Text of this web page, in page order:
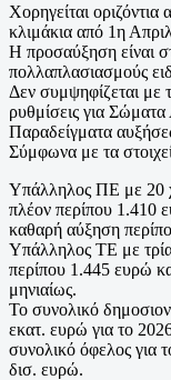
Χορηγείται
κλιμάκια από 1η
Η προσαύξηση είναι
πολλαπλασιασμούς
Δεν συμψηφίζεται με
ρυθμίσεις για
Παραδείγματα
Σύμφωνα με τα
Υπάλληλος ΠΕ με 20
πλέον περίπου 1.410
καθαρή αύξηση
Υπάλληλος ΤΕ με τρία
περίπου 1.445 ευρώ
μηνιαίως.
Το συνολικό
εκατ. ευρώ για το
συνολικό όφελος για
δισ. ευρώ.